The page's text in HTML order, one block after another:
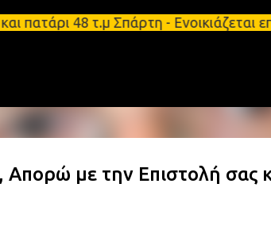
Μετάβαση στο κύριο
48 τ.μ Σπάρτη -
με την Επιστολή σας